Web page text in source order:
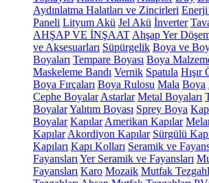
Aydınlatma Halatları ve Zincirleri Enerji
Paneli Lityum Akü Jel Akü İnverter
AHŞAP VE İNŞAAT Ahşap Yer
ve Aksesuarları Süpürgelik Boya ve
Boyaları Tempare Boyası Boya
Maskeleme Bandı Vernik Spatula Hışır
Boya Fırçaları Boya Rulosu Mala Boya
Cephe Boyalar Astarlar Metal Boyaları
BoyalarYalıtım Boyası Sprey Boya
Boyalar Kapılar Amerikan Kapılar
Kapılar Akordiyon Kapılar Sürgülü
Kapıları Kapı Kolları Seramik ve
Fayansları Yer Seramik ve Fayansları
Fayansları Karo Mozaik Mutfak